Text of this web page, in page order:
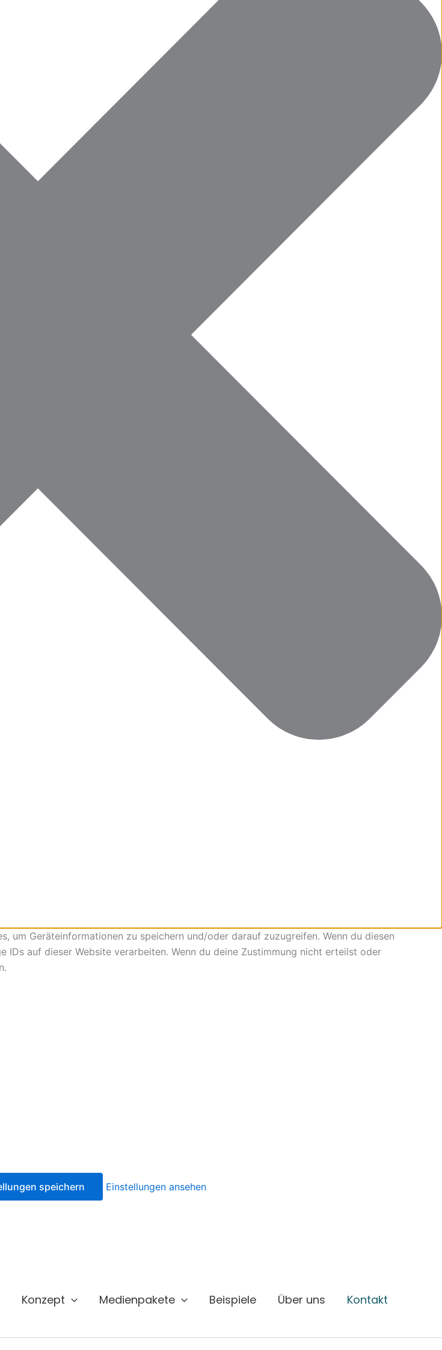
um Geräteinformationen zu speichern und/oder darauf zuzugreifen. Wenn du diesen
auf dieser Website verarbeiten. Wenn du deine Zustimmung nicht erteilst oder
speichern
Einstellungen ansehen
Konzept Medienpakete Beispiele Über uns Kontakt